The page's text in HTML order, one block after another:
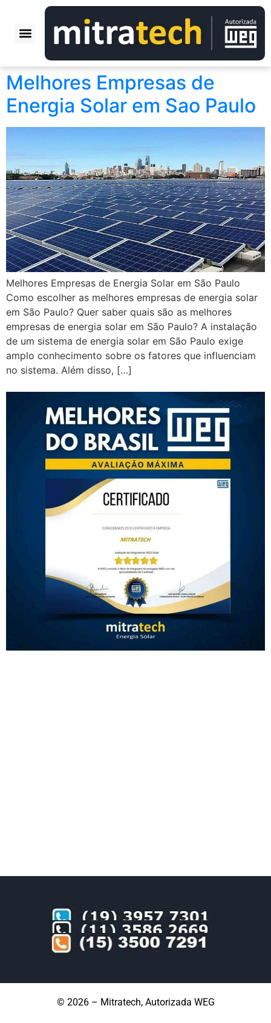
Melhores Empresas de
Energia Solar em Sao Paulo
Melhores Empresas de Energia Solar em São Paulo
Como escolher as melhores empresas de energia solar
em São Paulo? Quer saber quais são as melhores
empresas de energia solar em São Paulo? A instalação
de um sistema de energia solar em São Paulo exige
amplo conhecimento sobre os fatores que influenciam
no sistema. Além disso, […]
© 2026 – Mitratech, Autorizada WEG